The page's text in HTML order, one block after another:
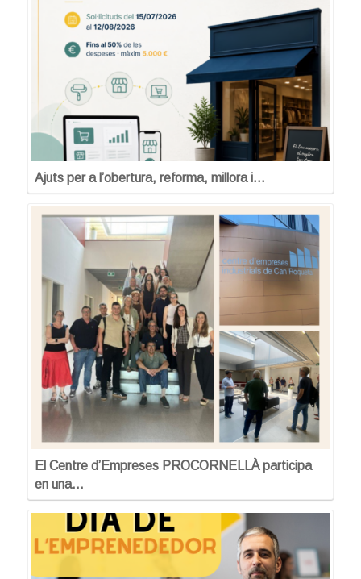
Ajuts per a l’obertura, reforma, millora i…
El Centre d’Empreses PROCORNELLÀ participa
en una…